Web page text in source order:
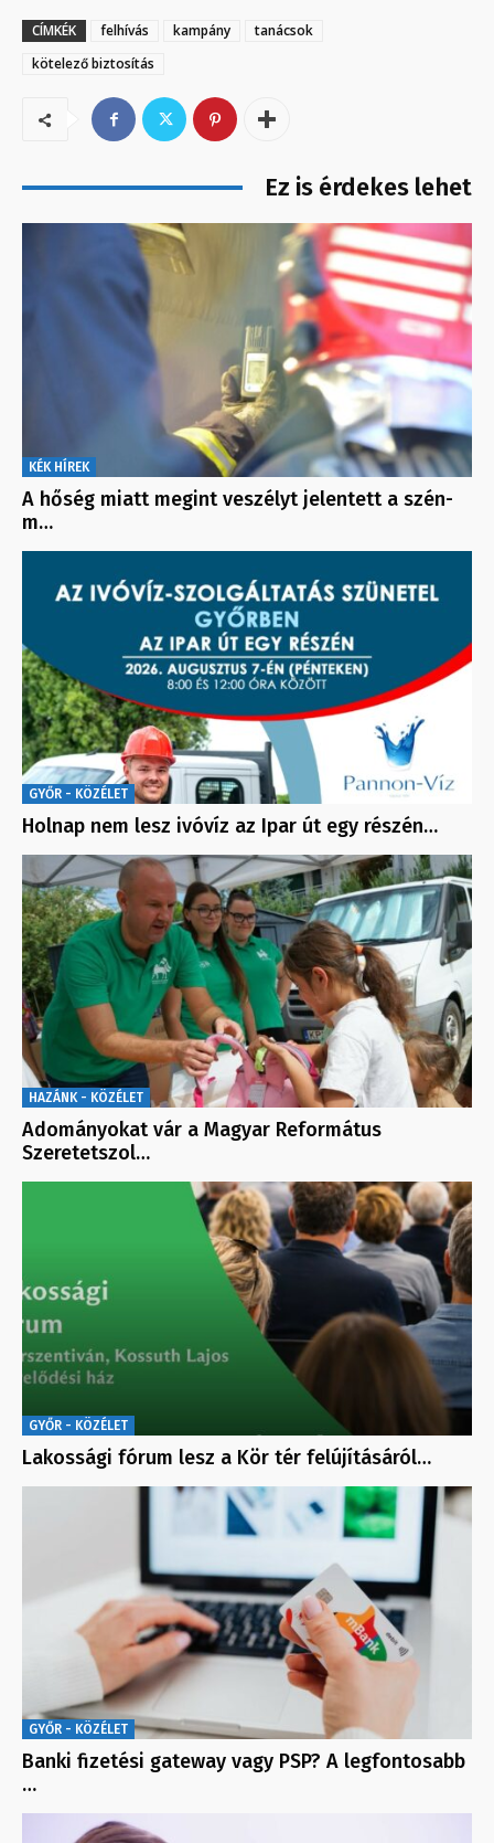
CÍMKÉK felhívás kampány
tanácsok
kötelező biztosítás
Ez is érdekes lehet
KÉK HÍREK
A hőség miatt megint veszélyt jelentett a szén-
m…
GYŐR - KÖZÉLET
Holnap nem lesz ivóvíz az Ipar út egy részén…
HAZÁNK - KÖZÉLET
Adományokat vár a Magyar Református
Szeretetszol…
GYŐR - KÖZÉLET
Lakossági fórum lesz a Kör tér felújításáról…
GYŐR - KÖZÉLET
Banki fizetési gateway vagy PSP? A legfontosabb
…